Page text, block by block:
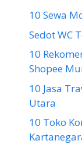
10 Sewa
Sedot WC
10
Shopee
10 Jasa
Utara
10 Toko